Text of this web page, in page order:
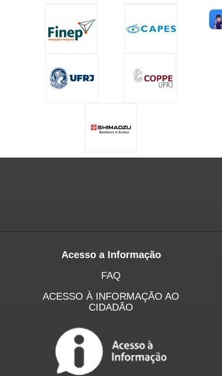
Acesso a Informação
FAQ
ACESSO À INFORMAÇÃO AO
CIDADÃO